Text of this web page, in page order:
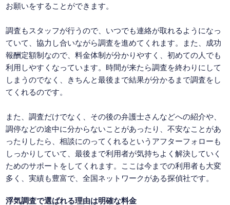
お願いをすることができます。
調査もスタッフが行うので、いつでも連絡が取れるようになっ
ていて、協力し合いながら調査を進めてくれます。また、成功
報酬定額制なので、料金体制が分かりやすく、初めての人でも
利用しやすくなっています。時間が来たら調査を終わりにして
しまうのでなく、きちんと最後まで結果が分かるまで調査をし
てくれるのです。
また、調査だけでなく、その後の弁護士さんなどへの紹介や、
調停などの途中に分からないことがあったり、不安なことがあ
ったりしたら、相談にのってくれるというアフターフォローも
しっかりしていて、最後まで利用者が気持ちよく解決していく
ためのサポートをしてくれます。ここは今までの利用者も大変
多く、実績も豊富で、全国ネットワークがある探偵社です。
浮気調査で選ばれる理由は明確な料金